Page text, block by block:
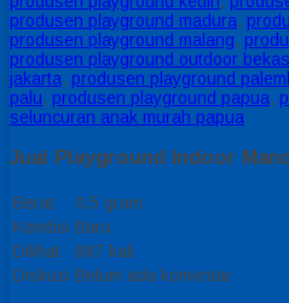
produsen playground madura,
produsen playground malang,
produsen playground outdoor
jakarta, produsen playground
palu, produsen playground papua,
seluncuran anak murah papua
Jual Playground Indoor
Berat
0.5 gram
Kondisi Baru
Dilihat
887 kali
Diskusi Belum ada komentar